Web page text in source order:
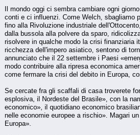
Il mondo oggi ci sembra cambiare ogni
conti e ci influenzi. Come Welch, sbagliamo
fino alla Rivoluzione industriale
dalla bussola alla polvere da sparo,
risolvere in qualche modo la crisi finanziaria
ricchezza dell'impero asiatico, sentono di
annunciato che il 22 settembre i Paesi
modo contribuire alla ripresa economica
come fermare la crisi del debito in Europa,
Se cercate fra gli scaffali di casa troverete
esplosiva, il Nordeste del Brasile», con la
economico», il quotidiano economico
nelle economie europee a rischio». Magari
Europa».